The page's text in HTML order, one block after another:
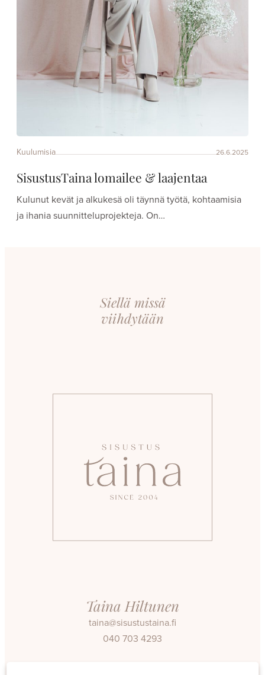
Kuulumisia 26.6.2025
SisustusTaina lomailee & laajentaa
Kulunut kevät ja alkukesä oli täynnä työtä, kohtaamisia
ja ihania suunnitteluprojekteja. On…
Siellä missä
viihdytään
Taina Hiltunen
taina@sisustustaina.fi
040 703 4293